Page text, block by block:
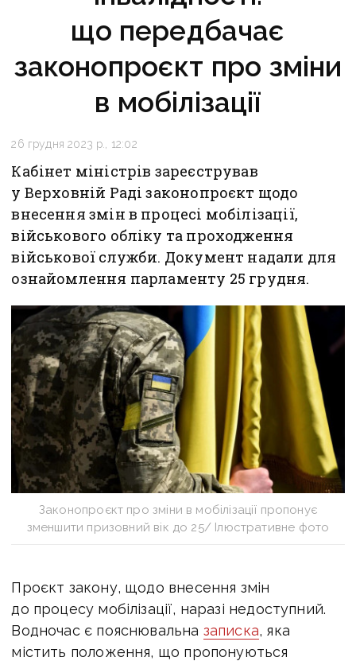
що передбачає
законопроєкт про зміни
в мобілізації
26 грудня 2023 р., 12:02
Кабінет міністрів зареєстрував
у Верховній Раді законопроєкт щодо
внесення змін в процесі мобілізації,
військового обліку та проходження
військової служби. Документ надали для
ознайомлення парламенту 25 грудня.
Законопроєкт про зміни в мобілізації пропонує
зменшити призовний вік до 25/ Ілюстративне фото
Проєкт закону, щодо внесення змін
до процесу мобілізації, наразі недоступний.
Водночас є пояснювальна записка, яка
містить положення, що пропонуються